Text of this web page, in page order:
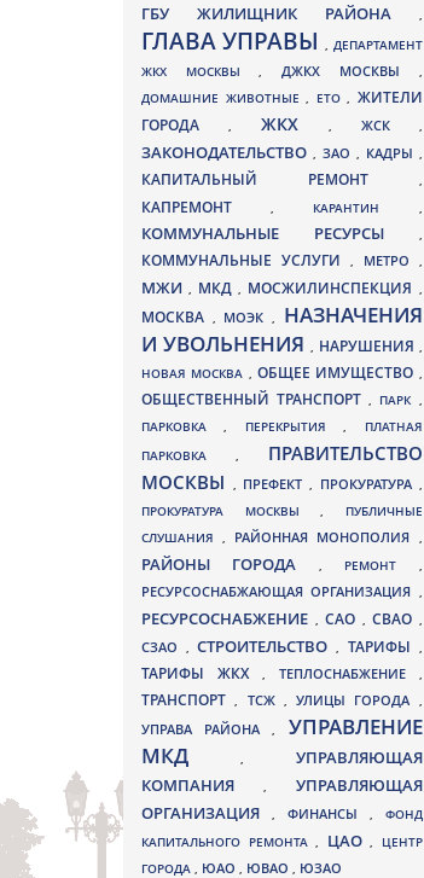
ГБУ ЖИЛИЩНИК РАЙОНА ,
ГЛАВА УПРАВЫ, ДЕПАРТАМЕНТ
ЖКХ МОСКВЫ,ДЖКХ МОСКВЫ ,
ДОМАШНИЕ ЖИВОТНЫЕ , ЕТО , ЖИТЕЛИ
ГОРОДА
, ЖКХ , ЖСК ,
ЗАКОНОДАТЕЛЬСТВО , ЗАО , КАДРЫ ,
КАПИТАЛЬНЫЙ РЕМОНТ ,
КАПРЕМОНТ , КАРАНТИН ,
КОММУНАЛЬНЫЕ РЕСУРСЫ ,
КОММУНАЛЬНЫЕ УСЛУГИ , МЕТРО ,
МЖИ, МКД , МОСЖИЛИНСПЕКЦИЯ ,
МОСКВА , МОЭК ,
НАЗНАЧЕНИЯ
И УВОЛЬНЕНИЯ , НАРУШЕНИЯ ,
НОВАЯ МОСКВА , ОБЩЕЕ ИМУЩЕСТВО ,
ОБЩЕСТВЕННЫЙ ТРАНСПОРТ, ПАРК ,
ПАРКОВКА, ПЕРЕКРЫТИЯ,
ПЛАТНАЯ
ПАРКОВКА ,
ПРАВИТЕЛЬСТВО
МОСКВЫ , ПРЕФЕКТ, ПРОКУРАТУРА ,
ПРОКУРАТУРА МОСКВЫ ,
ПУБЛИЧНЫЕ
СЛУШАНИЯ, РАЙОННАЯ МОНОПОЛИЯ ,
РАЙОНЫ ГОРОДА , РЕМОНТ ,
РЕСУРСОСНАБЖАЮЩАЯ ОРГАНИЗАЦИЯ ,
РЕСУРСОСНАБЖЕНИЕ , САО , СВАО ,
СЗАО ,СТРОИТЕЛЬСТВО, ТАРИФЫ ,
ТАРИФЫ ЖКХ , ТЕПЛОСНАБЖЕНИЕ ,
ТРАНСПОРТ, ТСЖ , УЛИЦЫ ГОРОДА ,
УПРАВА РАЙОНА, УПРАВЛЕНИЕ
МКД, УПРАВЛЯЮЩАЯ
КОМПАНИЯ
, УПРАВЛЯЮЩАЯ
ОРГАНИЗАЦИЯ
, ФИНАНСЫ , ФОНД
КАПИТАЛЬНОГО РЕМОНТА , ЦАО ,
ЦЕНТР
ГОРОДА , ЮАО , ЮВАО , ЮЗАО